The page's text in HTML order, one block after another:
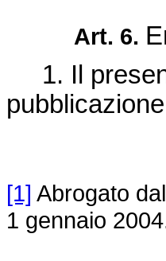
Art. 6.
1. Il
[1] Abrogato
1 gennaio